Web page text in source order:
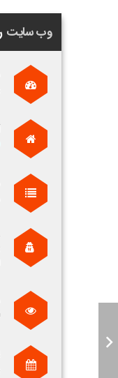
وب سایت